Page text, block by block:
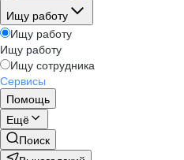
Ищу работу
Ищу работу
Ищу работу
Ищу сотрудника
Сервисы
Помощь
Ещё
Поиск